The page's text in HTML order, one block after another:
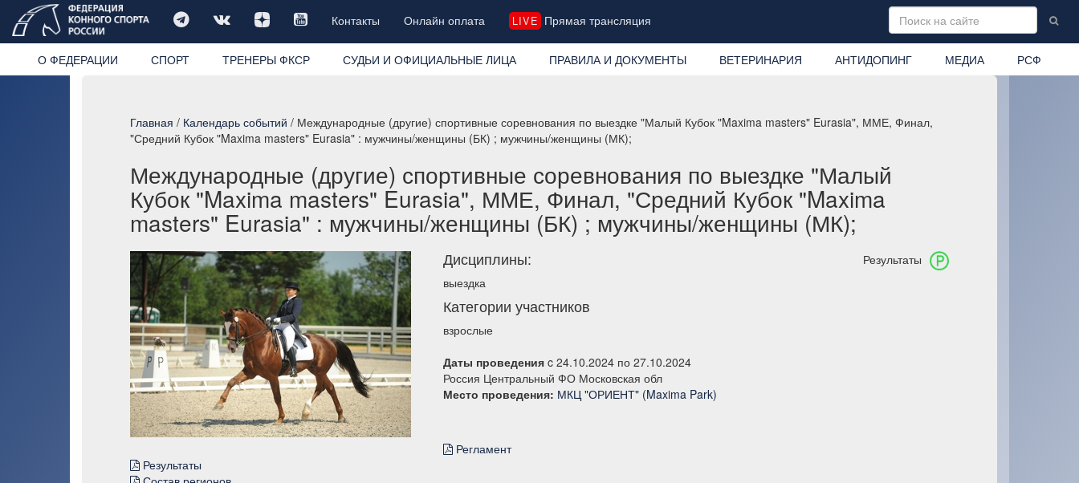
Контакты Онлайн оплата LIVE Прямая трансляция
О ФЕДЕРАЦИИ СПОРТ ТРЕНЕРЫ ФКСР СУДЬИ И ОФИЦИАЛЬНЫЕ ЛИЦА ПРАВИЛА И ДОКУМЕНТЫ ВЕТЕРИНАРИЯ АНТИДОПИНГ МЕДИА РСФ
Главная / Календарь событий / Международные (другие) спортивные соревнования по выездке "Малый Кубок "Maxima masters" Eurasia", ММЕ, Финал,
"Средний Кубок "Maxima masters" Eurasia" : мужчины/женщины (БК) ; мужчины/женщины (МК);
Международные (другие) спортивные соревнования по выездке "Малый
Кубок "Maxima masters" Eurasia", ММЕ, Финал, "Средний Кубок "Maxima
masters" Eurasia" : мужчины/женщины (БК) ; мужчины/женщины (МК);
Результаты
Дисциплины:
выездка
Категории участников
взрослые
Даты проведения c 24.10.2024 по 27.10.2024
Россия Центральный ФО Московская обл
Место проведения: МКЦ "ОРИЕНТ" (Maxima Park)
Регламент
Результаты